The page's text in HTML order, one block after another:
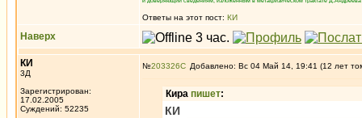
Ответы на этот пост: КИ
Наверх
КИ
3Д
Зарегистрирован:
17.02.2005
Суждений: 52235
№203326 Добавлено: Вс 04 Май 14, 19:41 (12 лет
Кира пишет:
КИ